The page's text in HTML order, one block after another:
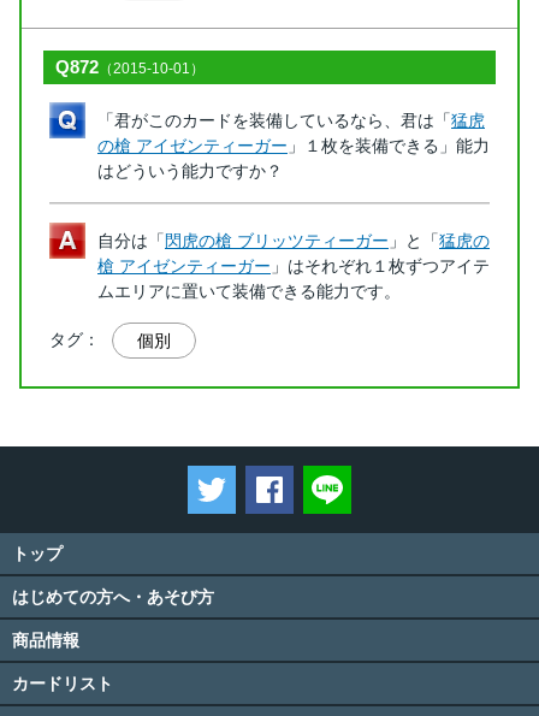
Q872 （2015-10-01）
「君がこのカードを装備しているなら、君は「猛虎
の槍 アイゼンティーガー 」１枚を装備できる」能力
はどういう能力ですか？
自分は「閃虎の槍 ブリッツティーガー 」と「猛虎の
槍 アイゼンティーガー 」はそれぞれ１枚ずつアイテ
ムエリアに置いて装備できる能力です。
タグ： 個別
ツイートするFacebookでシェアする
トップ
はじめての方へ・あそび方
商品情報
カードリスト